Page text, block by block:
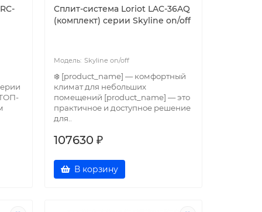
Cплит-система Loriot LAC-36AQ
(комплект) серии Skyline on/off
Skyline on/off
❄️ [product_name] — комфортный
климат для небольших
помещений [product_name] — это
практичное и доступное решение
для..
107630 ₽
В корзину